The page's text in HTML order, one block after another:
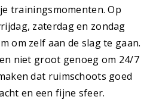
trainingsmomenten. Op
zaterdag en zondag
om zelf aan de slag te gaan.
niet groot genoeg om 24/7
dat ruimschoots goed
en een fijne sfeer.